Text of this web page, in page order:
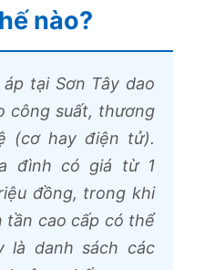
nào?
tại Sơn Tây dao
công suất, thương
(cơ hay điện tử).
đình có giá từ 1
đồng, trong khi
tần cao cấp có thể
là danh sách các